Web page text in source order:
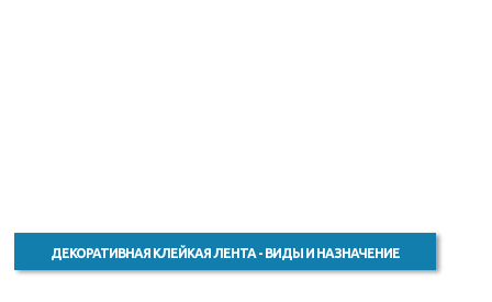
ДЕКОРАТИВНАЯ КЛЕЙКАЯ ЛЕНТА - ВИДЫ И НАЗНАЧЕНИЕ